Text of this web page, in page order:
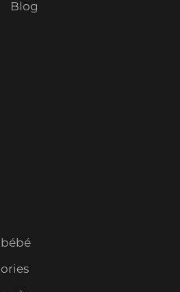
Blog